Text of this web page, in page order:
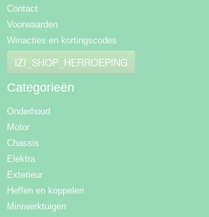
Contact
Voorwaarden
Winacties en kortingscodes
IZI_SHOP_HERROEPING
Categorieën
Onderhoud
Motor
Chassis
Elektra
Exterieur
Heffen en koppelen
Miniwerktuigen